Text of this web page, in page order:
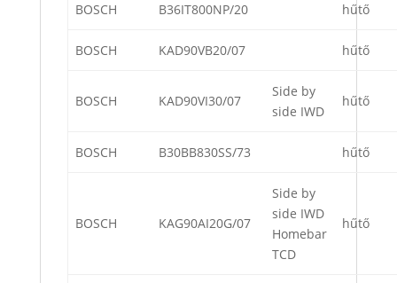
BOSCH B36IT800NP/20 hűtő
BOSCH KAD90VB20/07 hűtő
BOSCH KAD90VI30/07
Side by
side IWD
hűtő
BOSCH B30BB830SS/73 hűtő
BOSCH KAG90AI20G/07
Side by
side IWD
Homebar
TCD
hűtő